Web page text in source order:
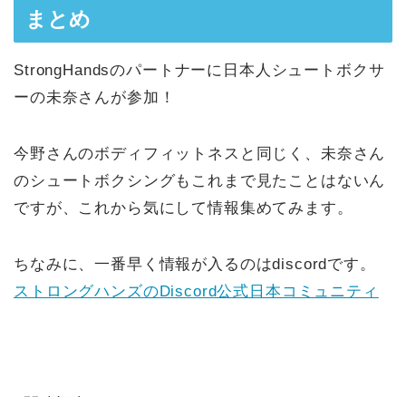
まとめ
StrongHandsのパートナーに日本人シュートボクサ
ーの未奈さんが参加！
今野さんのボディフィットネスと同じく、未奈さん
のシュートボクシングもこれまで見たことはないん
ですが、これから気にして情報集めてみます。
ちなみに、一番早く情報が入るのはdiscordです。
ストロングハンズのDiscord公式日本コミュニティ